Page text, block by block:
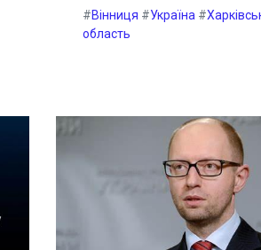
#Вінниця #Україна #
область